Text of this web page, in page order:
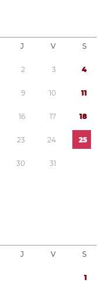
J V S
2 3 4
9 10 11
16 17 18
23 24 25
30 31
J V S
1